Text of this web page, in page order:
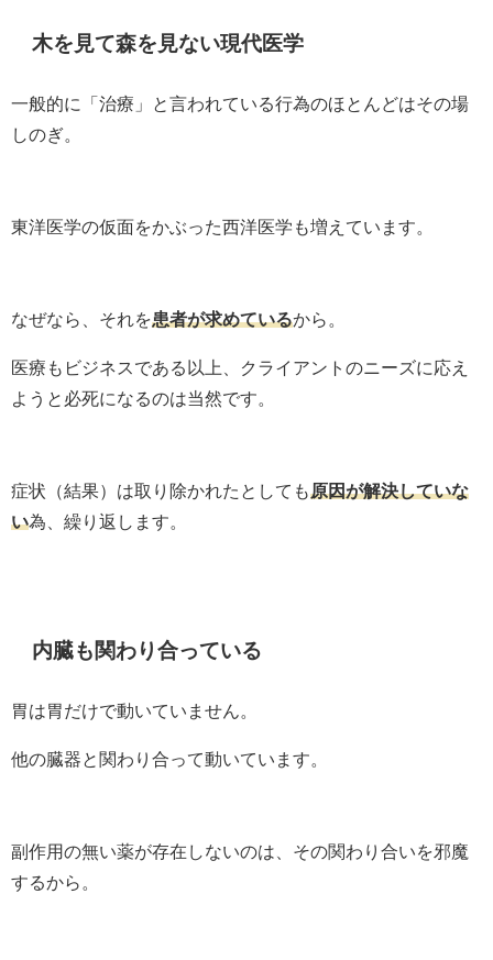
木を見て森を見ない現代医学
一般的に「治療」と言われている行為のほとんどはその場
しのぎ。
東洋医学の仮面をかぶった西洋医学も増えています。
なぜなら、それを患者が求めているから。
医療もビジネスである以上、クライアントのニーズに応え
ようと必死になるのは当然です。
症状（結果）は取り除かれたとしても原因が解決していな
い為、繰り返します。
内臓も関わり合っている
胃は胃だけで動いていません。
他の臓器と関わり合って動いています。
副作用の無い薬が存在しないのは、その関わり合いを邪魔
するから。